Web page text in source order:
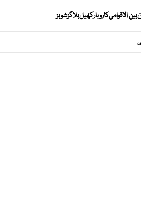
بین الاقوامیکاروبارکھیلبلاگزشوبز